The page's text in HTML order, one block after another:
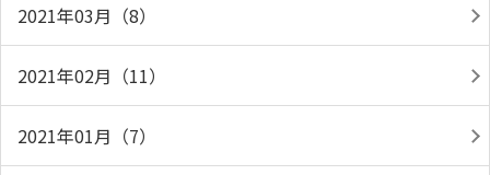
2021年03月（8）
2021年02月（11）
2021年01月（7）